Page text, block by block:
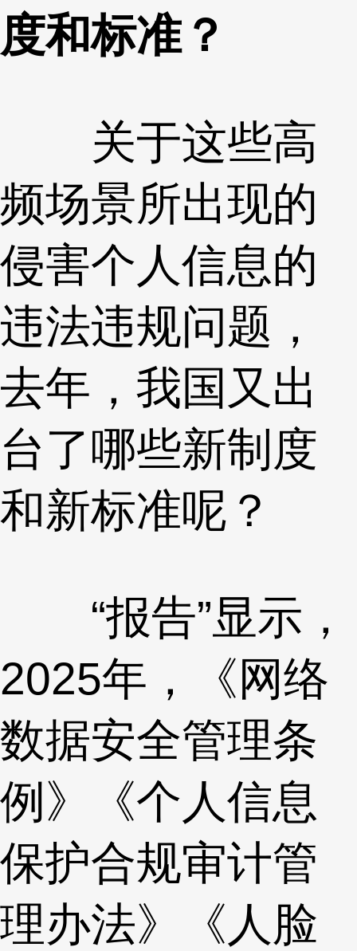
度和标准？
关于这些高
频场景所出现的
侵害个人信息的
违法违规问题，
去年，我国又出
台了哪些新制度
和新标准呢？
“报告”显示，
2025年，《网络
数据安全管理条
例》《个人信息
保护合规审计管
理办法》《人脸